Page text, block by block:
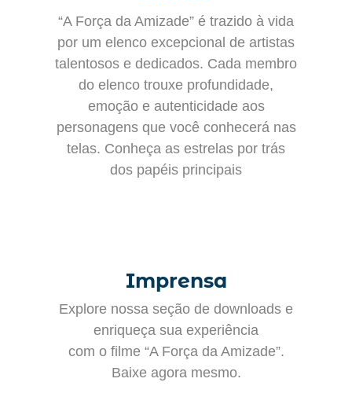
“A Força da Amizade” é trazido à vida
por um elenco excepcional de artistas
talentosos e dedicados. Cada membro
do elenco trouxe profundidade,
emoção e autenticidade aos
personagens que você conhecerá nas
telas. Conheça as estrelas por trás
dos papéis principais
Imprensa
Explore nossa seção de downloads e
enriqueça sua experiência
com o filme “A Força da Amizade”.
Baixe agora mesmo.